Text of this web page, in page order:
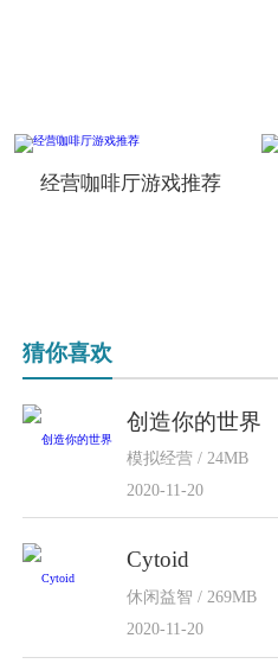
经营咖啡厅游戏推荐
猜你喜欢
创造你的世界
模拟经营 / 24MB
2020-11-20
Cytoid
休闲益智 / 269MB
2020-11-20